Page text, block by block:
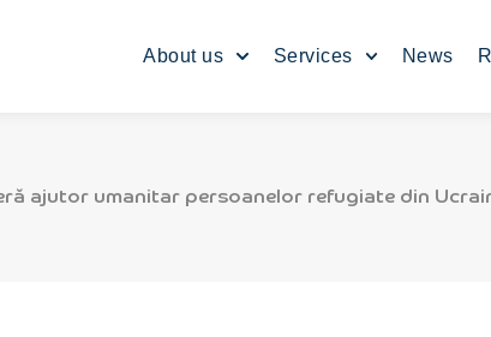
About us Services News
ajutor umanitar persoanelor refugiate din